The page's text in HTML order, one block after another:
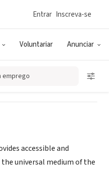
Voluntariar Anunciar
Entrar Inscreva-se
emprego
accessible and
universal medium of the